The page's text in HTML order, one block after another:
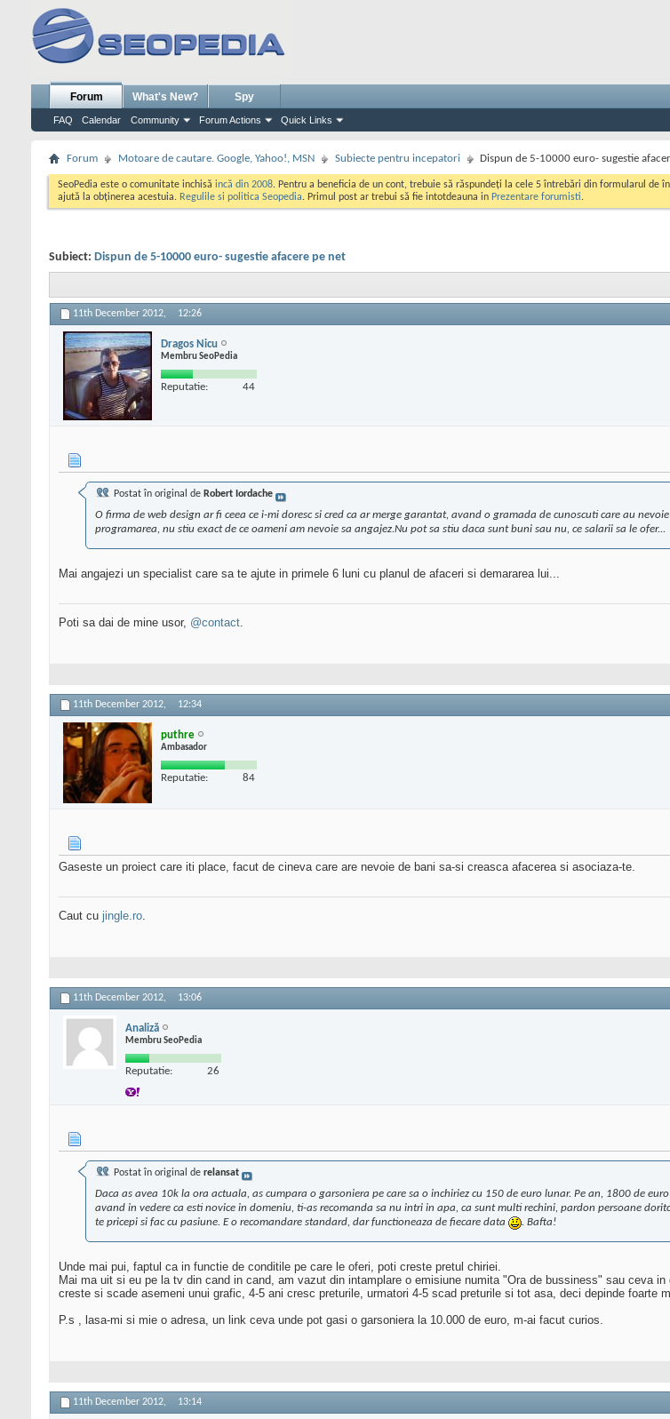
Forum
FAQ Calendar Community Forum Actions Quick Links
What's New? Spy
Forum Motoare de cautare. Google, Yahoo!, MSN Subiecte pentru incepatori Dispun de 5-10000 euro- sugestie
SeoPedia este o comunitate inchisă incă din 2008. Pentru a beneficia de un cont, trebuie să răspundeți la cele 5 întrebări din formularul
ajută la obținerea acestuia. Regulile si politica Seopedia. Primul post ar trebui să fie intotdeauna in Prezentare forumisti.
Subiect: Dispun de 5-10000 euro- sugestie afacere pe net
11th December 2012, 12:26
Dragos Nicu
Membru SeoPedia
Reputatie: 44
Postat în original de Robert Iordache
O firma de web design ar fi ceea ce i-mi doresc si cred ca ar merge garantat, avand o gramada de cunoscuti care au
programarea, nu stiu exact de ce oameni am nevoie sa angajez.Nu pot sa stiu daca sunt buni sau nu, ce salarii sa le ofer...
Mai angajezi un specialist care sa te ajute in primele 6 luni cu planul de afaceri si demararea lui...
Poti sa dai de mine usor, @contact.
11th December 2012, 12:34
puthre
Ambasador
Reputatie: 84
Gaseste un proiect care iti place, facut de cineva care are nevoie de bani sa-si creasca afacerea si asociaza-te.
Caut cu jingle.ro.
11th December 2012, 13:06
Analiză
Membru SeoPedia
Reputatie: 26
Postat în original de relansat
Daca as avea 10k la ora actuala, as cumpara o garsoniera pe care sa o inchiriez cu 150 de euro lunar. Pe an, 1800 de
avand in vedere ca esti novice in domeniu, ti-as recomanda sa nu intri in apa, ca sunt multi rechini, pardon persoane
te pricepi si fac cu pasiune. E o recomandare standard, dar functioneaza de fiecare data
. Bafta!
Unde mai pui, faptul ca in functie de conditile pe care le oferi, poti creste pretul chiriei.
Mai ma uit si eu pe la tv din cand in cand, am vazut din intamplare o emisiune numita "Ora de bussiness" sau ceva
creste si scade asemeni unui grafic, 4-5 ani cresc preturile, urmatori 4-5 scad preturile si tot asa, deci depinde foarte
P.s , lasa-mi si mie o adresa, un link ceva unde pot gasi o garsoniera la 10.000 de euro, m-ai facut curios.
11th December 2012, 13:14